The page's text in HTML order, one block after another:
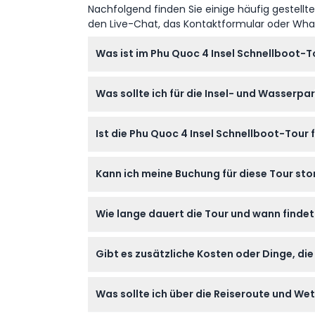
Nachfolgend finden Sie einige häufig
den Live-Chat, das Kontaktformular oder
Was ist im Phu Quoc 4 Insel Schnellboot-
und Aquatopia Wasserpark, Mittagessen,
Was sollte ich für die Insel- und
Wasserpark komfortabel zu genießen.
Ist die Phu Quoc 4 Insel Schnellboot-
eingeschränkter Mobilität oder bestimmten
Kann ich meine Buchung für diese Tour
sicher zu sein.
Wie lange dauert die Tour und wann
vorbehalten – bitte bei Buchung
Gibt es zusätzliche Kosten oder Dinge,
Feiertagszuschlag von 395.000 VND pro
Was sollte ich über die Reiseroute und